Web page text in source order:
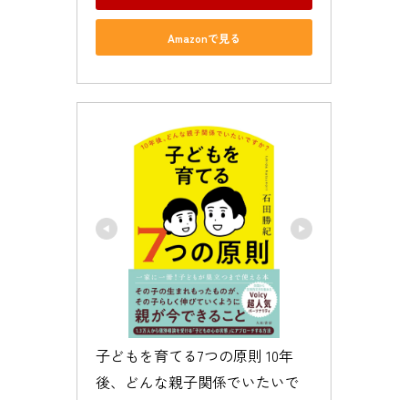
Amazonで見る
子どもを育てる7つの原則 10年
後、どんな親子関係でいたいで